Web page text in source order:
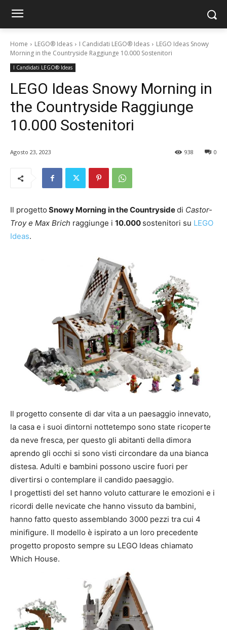
Home LEGO® Ideas I Candidati LEGO® Ideas
LEGO Ideas Snowy
Morning in the Countryside Raggiunge 10.000 Sostenitori
I Candidati LEGO® Ideas
LEGO Ideas Snowy Morning in
the Countryside Raggiunge
10.000 Sostenitori
Agosto 23, 2023 0
938
Il progetto Snowy Morning in the Countrysidedi Castor-
Troy e Max Brich raggiunge i 10.000 sostenitori su LEGO
Ideas.
Il progetto consente di dar vita a un paesaggio innevato,
la casa e i suoi dintorni nottetempo sono state ricoperte
da neve fresca, per questo gli abitanti della dimora
aprendo gli occhi si sono visti circondare da una bianca
distesa. Adulti e bambini possono uscire fuori per
divertirsi o contemplare il candido paesaggio.
I progettisti del set hanno voluto catturare le emozioni e i
ricordi delle nevicate che hanno vissuto da bambini,
hanno fatto questo assemblando 3000 pezzi tra cui 4
minifigure. Il modello è ispirato a un loro precedente
progetto proposto sempre su LEGO Ideas chiamato
Which House.